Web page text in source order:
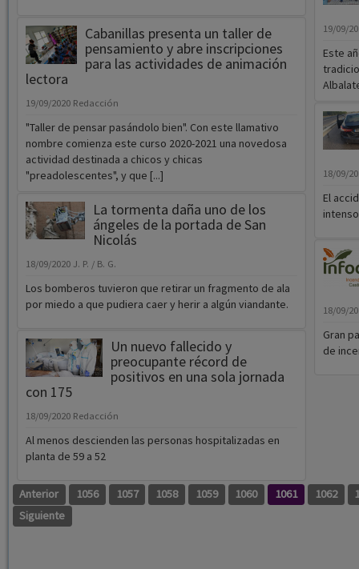
Cabanillas presenta un taller de
pensamiento y abre inscripciones
para las actividades de animación
lectora
19/09/2020 Redacción
"Taller de pensar pasándolo bien". Con este llamativo
nombre comienza este curso 2020-2021 una novedosa
actividad destinada a chicos y chicas
"preadolescentes", y que [...]
La tormenta daña uno de los
ángeles de la portada de San
Nicolás
18/09/2020 J. P. / B. G.
Los bomberos tuvieron que retirar un fragmento de ala
por miedo a que pudiera caer y herir a algún viandante.
Un nuevo fallecido y
preocupante récord de
positivos en una sola jornada
con 175
18/09/2020 Redacción
Al menos descienden las personas hospitalizadas en
planta de 59 a 52
19/09/
Este
18/09/
El
18/09/
Gran
de
Anterior 1056 1057 1058 1059 1060 1061 1062
Siguiente